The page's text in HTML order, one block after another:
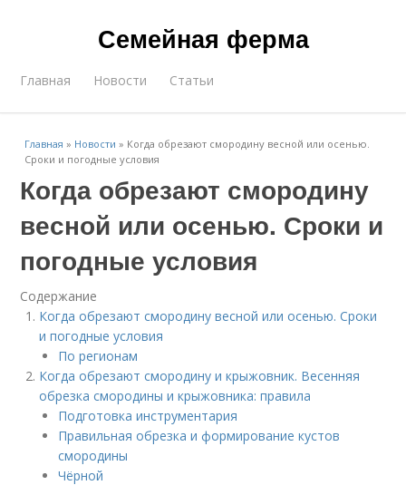
Семейная ферма
Главная Новости Статьи
Главная » Новости » Когда обрезают смородину весной или осенью.
Сроки и погодные условия
Когда обрезают смородину
весной или осенью. Сроки и
погодные условия
Содержание
Когда обрезают смородину весной или осенью. Сроки
и погодные условия
По регионам
Когда обрезают смородину и крыжовник. Весенняя
обрезка смородины и крыжовника: правила
Подготовка инструментария
Правильная обрезка и формирование кустов
смородины
Чёрной